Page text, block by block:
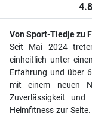
Von Sport-Tiedje zu
Seit Mai 2024
einheitlich unter
Erfahrung und über
mit einem neuen
Zuverlässigkeit
Heimfitness zur